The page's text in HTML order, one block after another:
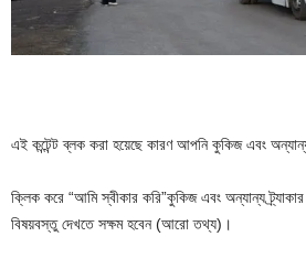
এই কন্টেন্ট ব্লক করা হয়েছে কারণ আপনি কুকিজ এবং
ক্লিক করে “আমি স্বীকার করি”কুকিজ এবং অন্যান্য
বিষয়বস্তু দেখতে সক্ষম হবেন(আরো তথ্য)।